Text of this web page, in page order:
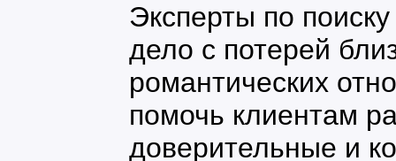
Эксперты по
дело с потерей
романтических
помочь клиентам
доверительные и